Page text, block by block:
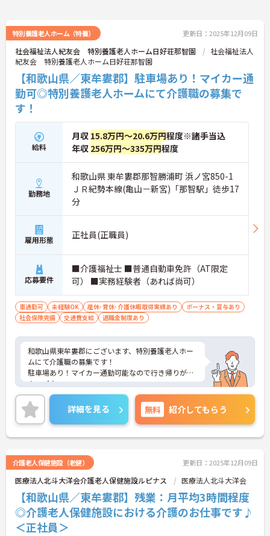
特別養護老人ホーム（特養） 更新日：2025年12月09日
社会福祉法人紀友会 特別養護老人ホーム日好荘那智園
社会福祉法人
紀友会 特別養護老人ホーム日好荘那智園
【和歌山県／東牟婁郡】駐車場あり！マイカー通
勤可◎特別養護老人ホームにて介護職の募集で
す！
給料
月収 15.8万円～20.6万円程度※諸手当込
年収 256万円～335万円程度
勤務地
和歌山県 東牟婁郡那智勝浦町 浜ノ宮850-1
ＪＲ紀勢本線(亀山－新宮)「那智駅」徒歩17
分
雇用形態 正社員(正職員)
応募要件
■介護福祉士 ■普通自動車免許（AT限定
可） ■実務経験者（あれば尚可）
車通勤可 未経験OK 産休･育休･介護休暇取得実績あり
ボーナス・賞与あり
社会保険完備
交通費支給 退職金制度あり
和歌山県東牟婁郡にございます、特別養護老人ホー
ムにて介護職の募集です！
駐車場あり！マイカー通勤可能なので行き帰りがス
ムーズ♪
また、育児休暇制度がありますので、ライフステー
ジに応じて長くお仕事を続けていくことができます
◎
ご興味のある方は、マイナビ介護職までお問い合わ
せください。
詳細を見る 無料 紹介してもらう
介護老人保健施設（老健） 更新日：2025年12月09日
医療法人北斗大洋会介護老人保健施設ルピナス 医療法人北斗大洋会
【和歌山県／東牟婁郡】残業：月平均3時間程度
◎介護老人保健施設における介護のお仕事です♪
＜正社員＞